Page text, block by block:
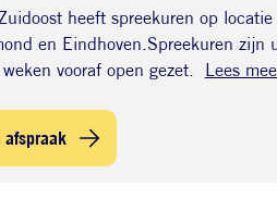
heeft spreekuren op
en Eindhoven.Spreekuren zijn
vooraf open gezet.
Lees
afspraak